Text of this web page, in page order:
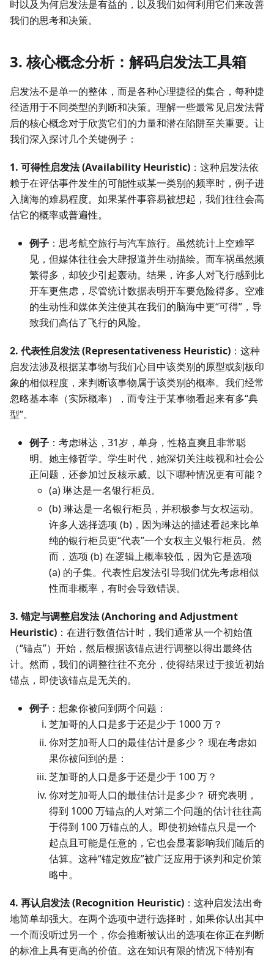
时以及为何启发法是有益的，以及我们如何利用它们来改善
我们的思考和决策。
3. 核心概念分析：解码启发法工具箱
启发法不是单一的整体，而是各种心理捷径的集合，每种捷
径适用于不同类型的判断和决策。理解一些最常见启发法背
后的核心概念对于欣赏它们的力量和潜在陷阱至关重要。让
我们深入探讨几个关键例子：
1. 可得性启发法 (Availability Heuristic) ：这种启发法依
赖于在评估事件发生的可能性或某一类别的频率时，例子进
入脑海的难易程度。如果某件事容易被想起，我们往往会高
估它的概率或普遍性。
例子 ：思考航空旅行与汽车旅行。虽然统计上空难罕
见，但媒体往往会大肆报道并生动描绘。而车祸虽然频
繁得多，却较少引起轰动。结果，许多人对飞行感到比
开车更焦虑，尽管统计数据表明开车要危险得多。空难
的生动性和媒体关注使其在我们的脑海中更“可得”，导
致我们高估了飞行的风险。
2. 代表性启发法 (Representativeness Heuristic) ：这种
启发法涉及根据某事物与我们心目中该类别的原型或刻板印
象的相似程度，来判断该事物属于该类别的概率。我们经常
忽略基本率（实际概率），而专注于某事物看起来有多“典
型”。
例子 ：考虑琳达，31岁，单身，性格直爽且非常聪
明。她主修哲学。学生时代，她深切关注歧视和社会公
正问题，还参加过反核示威。以下哪种情况更有可能？
(a) 琳达是一名银行柜员。
(b) 琳达是一名银行柜员，并积极参与女权运动。
许多人选择选项 (b)，因为琳达的描述看起来比单
纯的银行柜员更“代表”一个女权主义银行柜员。然
而，选项 (b) 在逻辑上概率较低，因为它是选项
(a) 的子集。代表性启发法引导我们优先考虑相似
性而非概率，有时会导致错误。
3. 锚定与调整启发法 (Anchoring and Adjustment
Heuristic) ：在进行数值估计时，我们通常从一个初始值
（“锚点”）开始，然后根据该锚点进行调整以得出最终估
计。然而，我们的调整往往不充分，使得结果过于接近初始
锚点，即使该锚点是无关的。
例子 ：想象你被问到两个问题：
芝加哥的人口是多于还是少于 1000 万？
你对芝加哥人口的最佳估计是多少？ 现在考虑如
果你被问到的是：
芝加哥的人口是多于还是少于 100 万？
你对芝加哥人口的最佳估计是多少？ 研究表明，
得到 1000 万锚点的人对第二个问题的估计往往高
于得到 100 万锚点的人。即使初始锚点只是一个
起点且可能是任意的，它也会显著影响我们随后的
估算。这种“锚定效应”被广泛应用于谈判和定价策
略中。
4. 再认启发法 (Recognition Heuristic) ：这种启发法出奇
地简单却强大。在两个选项中进行选择时，如果你认出其中
一个而没听过另一个，你会推断被认出的选项在你正在判断
的标准上具有更高的价值。这在知识有限的情况下特别有